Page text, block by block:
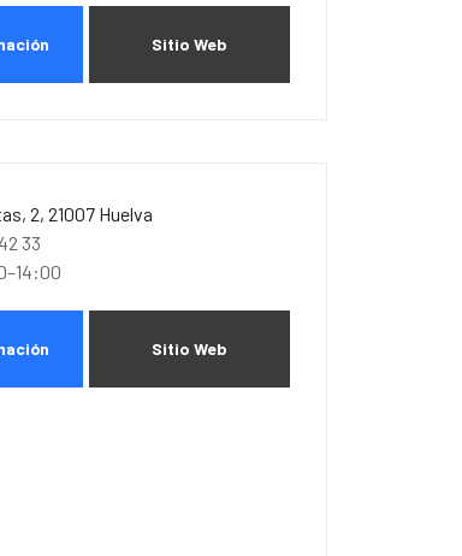
Sitio Web
2, 21007 Huelva
33
Sitio Web